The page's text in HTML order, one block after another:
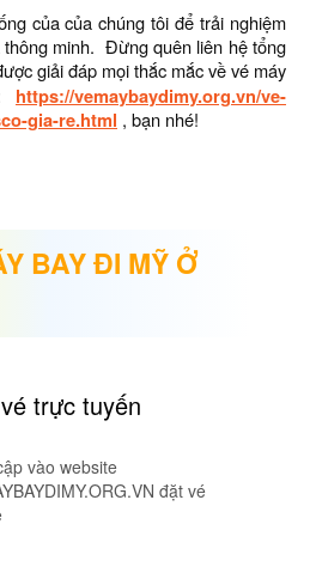
của của chúng tôi để trải nghiệm
minh. Đừng quên liên hệ tổng
giải đáp mọi thắc mắc về vé máy
https://vemaybaydimy.org.vn/ve-
gia-re.html , bạn nhé!
BAY ĐI MỸ Ở
trực tuyến
vào website
đặt vé